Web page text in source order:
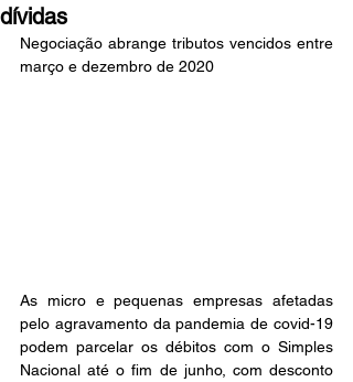
dívidas
Negociação abrange tributos vencidos entre
março e dezembro de 2020
As micro e pequenas empresas afetadas
pelo agravamento da pandemia de covid-19
podem parcelar os débitos com o Simples
Nacional até o fim de junho, com desconto